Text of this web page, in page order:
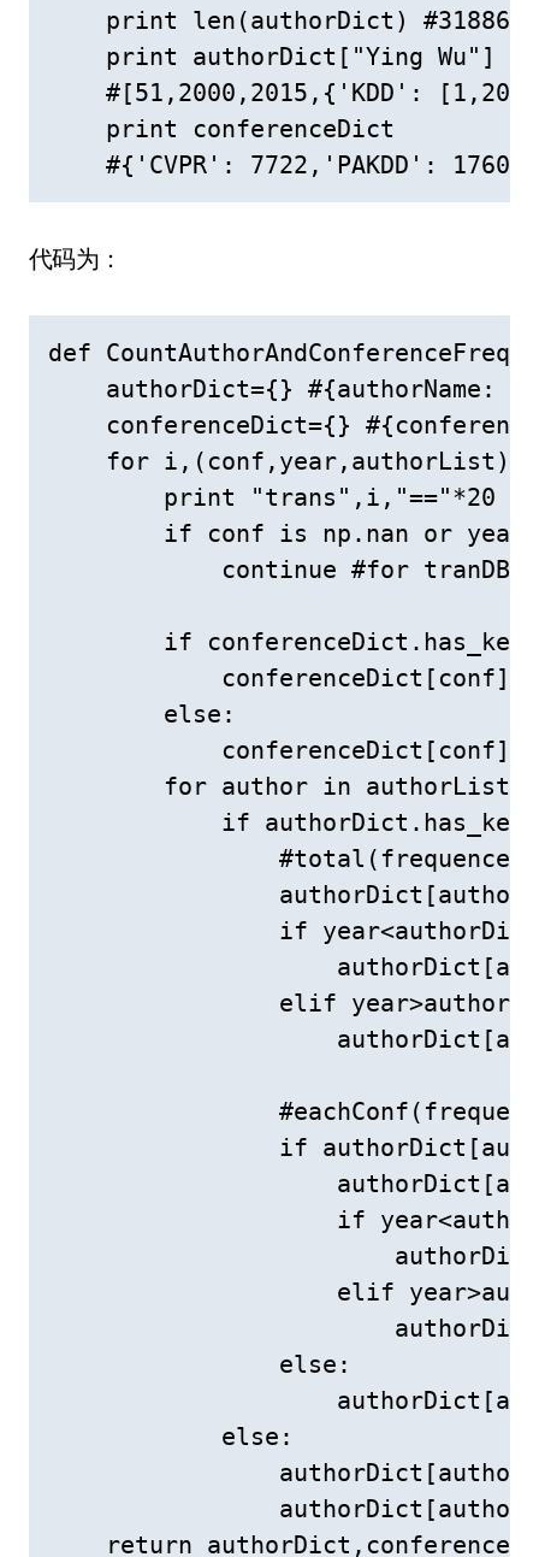
    print len(authorDict) #31886
    print authorDict["Ying Wu"]
#[51,2000,2015,{'KDD':
    print conferenceDict
代码为：
def
authorDict={} #{authorName:
conferenceDict={}
for i,(conf,year,authorList)
        print "trans",i,"=="*20
if conf is np.nan or
continue #for
if
        else:
            conferenceDict[conf]=1
for author in
if
if
elif
if
if
elif
                else:
            else:
return